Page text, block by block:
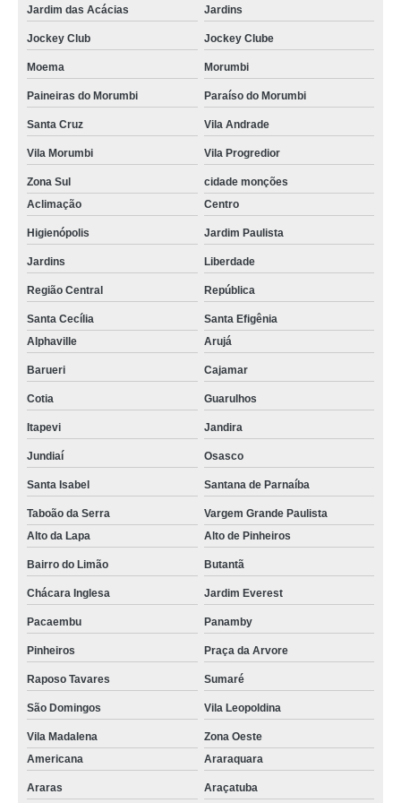
curvamento de tubos industrial cotar Jardim Aeronave de Viracopos
curvamento de tubos a frio Morumbi
curvamento de tubo Sorocaba
orçamento de curvamento de tubos industrial Parque Mandaqui
orçamento de curvamento de tubos para industria Pacaembu
cotação de curvamento de tubos de aço Valinhos
curvamento de tubos industrial cotar Jardins
orçamento de curvamento de tubos aço Jardim Fernanda
curvamento de tubos aço Vila Industrial
curvamento de tubo dobra Araraquara
curvamento de tubo em aço Guarulhos
orçamento de curvamento de tubos industrial Jardim Santa Clara Do Lago Ll
curvamento de tubos de aço Parque Mandaqui
cotação de curvamento de tubos de aço Jardim Panorama
curvamento de tubo Barueri
curvamento de tubos Indaiatuba
cotação de curvamento de tubos Campo Limpo
orçamento de curvamento de tubos a quente Campo Belo
orçamento de curvamento de tubos de aço inox Chácara do Piqueri
curvamento de tubos a frio Morumbi
orçamento de curvamento de tubos Santa Cecília
curvamento de tubo de aço inox Cotia
curvamento de tubo a quente Ribeirão Preto
curvamento de tubos a quente Belém
Jardim das Acácias Jardins
Jockey Club Jockey Clube
Moema Morumbi
Paineiras do Morumbi Paraíso do Morumbi
Santa Cruz Vila Andrade
Vila Morumbi Vila Progredior
Zona Sul
cidade monções
Aclimação
Centro
Higienópolis Jardim Paulista
Jardins Liberdade
Região Central República
Santa Cecília
Santa Efigênia
Alphaville
Arujá
Barueri Cajamar
Cotia Guarulhos
Itapevi Jandira
Jundiaí Osasco
Santa Isabel Santana de Parnaíba
Taboão da Serra
Vargem Grande Paulista
Alto da Lapa
Alto de Pinheiros
Bairro do Limão Butantã
Chácara Inglesa Jardim Everest
Pacaembu Panamby
Pinheiros Praça da Arvore
Raposo Tavares Sumaré
São Domingos Vila Leopoldina
Vila Madalena
Zona Oeste
Americana
Araraquara
Araras Araçatuba